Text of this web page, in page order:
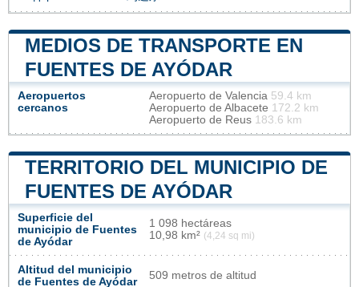
MEDIOS DE TRANSPORTE EN
FUENTES DE AYÓDAR
Aeropuertos
cercanos
Aeropuerto de Valencia 59.4 km
Aeropuerto de Albacete 172.2 km
Aeropuerto de Reus 183.6 km
TERRITORIO DEL MUNICIPIO DE
FUENTES DE AYÓDAR
Superficie del
municipio de Fuentes
de Ayódar
1 098 hectáreas
10,98 km² (4,24 sq mi)
Altitud del municipio
de Fuentes de Ayódar
509 metros de altitud